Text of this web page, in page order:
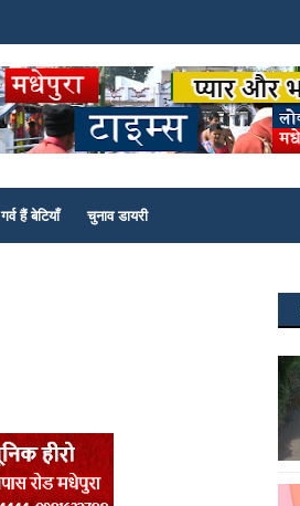
गर्व हैं बेटियाँ चुनाव डायरी